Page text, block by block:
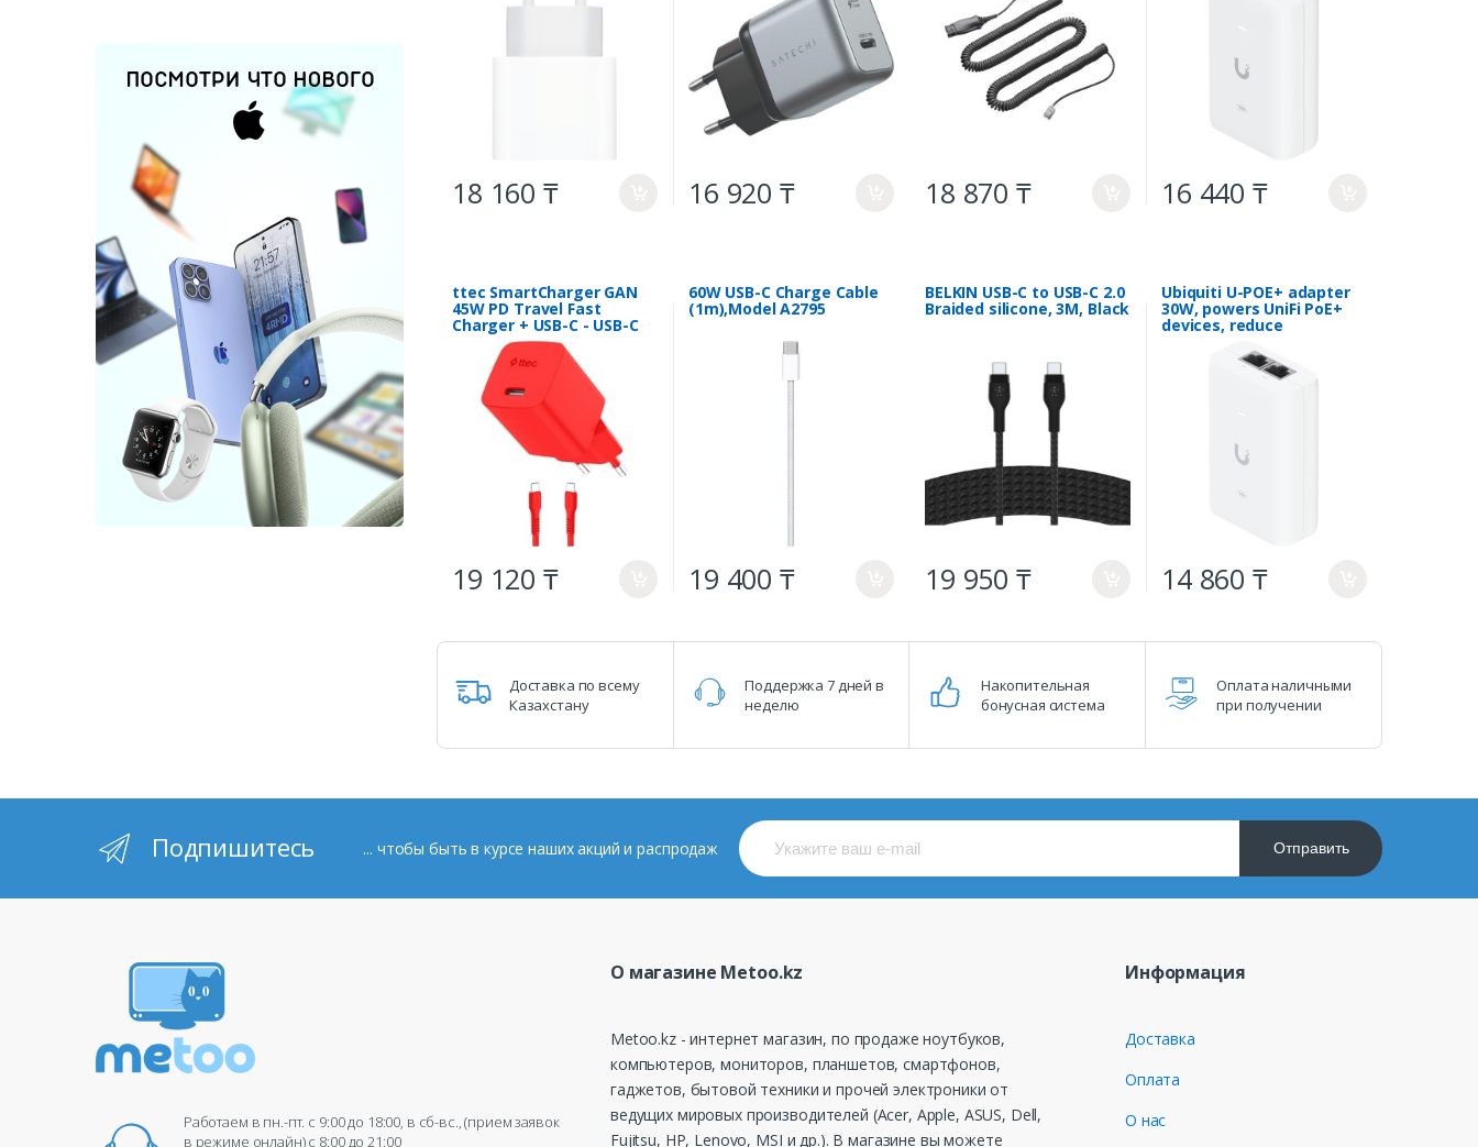
18 160 ₸ 16 920 ₸ 18 870 ₸ 16 440 ₸
ttec SmartCharger GAN
45W PD Travel Fast
Charger + USB-C - USB-C
3A Cable Neon Red
19 120 ₸
60W USB-C Charge Cable
(1m),Model A2795
19 400 ₸
BELKIN USB-C to USB-C 2.0
Braided silicone, 3M, Black
19 950 ₸
Ubiquiti U-POE+ adapter
30W, powers UniFi PoE+
devices, reduce
switch power, Contains
RJ45 data input, AC cable
14 860 ₸
Доставка по всему
Казахстану
Поддержка 7 дней в
неделю
Накопительная
бонусная система
Оплата наличными
при получении
Подпишитесь ... чтобы быть в курсе наших акций и распродаж Отправить
Работаем в пн.-пт. c 9:00 до 18:00, в сб-вс., (прием заявок
в режиме онлайн) c 8:00 до 21:00
О магазине Metoo.kz
Metoo.kz - интернет магазин, по продаже ноутбуков,
компьютеров, мониторов, планшетов, смартфонов,
гаджетов, бытовой техники и прочей электроники от
ведущих мировых производителей (Acer, Apple, ASUS, Dell,
Fujitsu, HP, Lenovo, MSI и др.). В магазине вы можете
Информация
Доставка
Оплата
О нас